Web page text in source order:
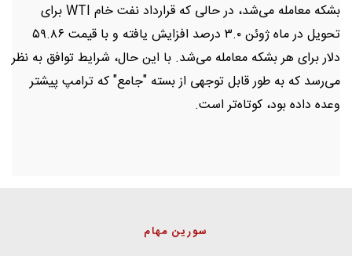
بشکه معامله می‌شد، در حالی که قرارداد نفت خام WTI برای
تحویل در ماه ژوئن ۳.۰ درصد افزایش یافته و با قیمت ۵۹.۸۶
دلار برای هر بشکه معامله می‌شد. با این حال، شرایط توافق به نظر
می‌رسد که به طور قابل توجهی از بسته "جامع" که ترامپ پیشتر
وعده داده بود، کوتاه‌تر است.
سورین مهام